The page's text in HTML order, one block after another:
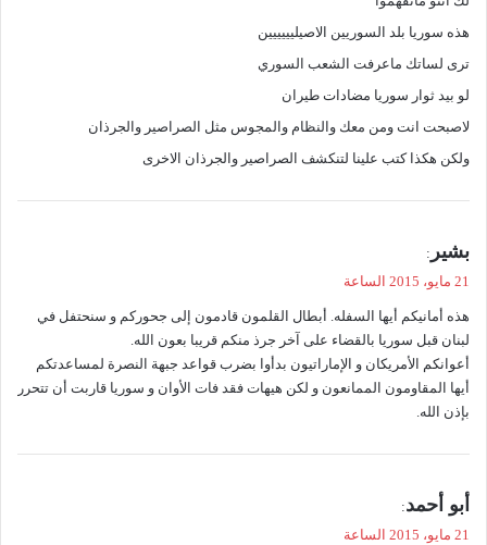
هذه سوريا بلد السوريين الاصيليييييين
ترى لساتك ماعرفت الشعب السوري
لو بيد ثوار سوريا مضادات طيران
لاصبحت انت ومن معك والنظام والمجوس مثل الصراصير والجرذان
ولكن هكذا كتب علينا لتنكشف الصراصير والجرذان الاخرى
ل
بشير :
21 مايو، 2015 الساعة
هذه أمانيكم أيها السفله. أبطال القلمون قادمون إلى جحوركم و سنحتفل في
لبنان قبل سوريا بالقضاء على آخر جرذ منكم قريبا بعون الله.
أعوانكم الأمريكان و الإماراتيون بدأوا بضرب قواعد جبهة النصرة لمساعدتكم
أيها المقاومون الممانعون و لكن هيهات فقد فات الأوان و سوريا قاربت أن تتحرر
بإذن الله.
يأبو أحمد:
21 مايو، 2015 الساعة